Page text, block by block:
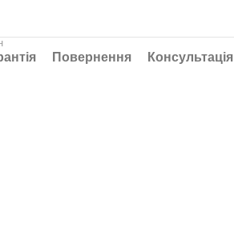
Повернення Консультація